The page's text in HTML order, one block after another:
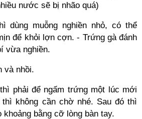
nước sẽ bị nhão quá)
dùng muỗng nghiền nhỏ, có thể
để khỏi lợn cợn. - Trứng gà đánh
vừa nghiền.
và nhồi.
phải để ngấm trứng một lúc mới
không cần chờ nhé. Sau đó thì
khoảng bằng cỡ lòng bàn tay.